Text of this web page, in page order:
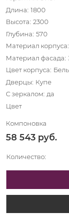
Длина: 1800
Высота: 2300
Глубина: 570
Материал корпуса:
Материал фасада:
Цвет корпуса:
Дверцы: Купе
С зеркалом: да
Цвет
Компоновка
58 543 руб.
Количество: